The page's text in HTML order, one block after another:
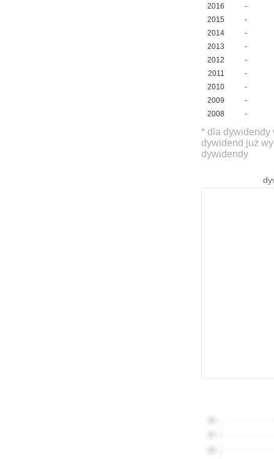
2016
-
2015
-
2014
-
2013
-
2012
-
2011
-
2010
-
2009
-
2008
-
* dla dywidendy
dywidend już
dywidendy